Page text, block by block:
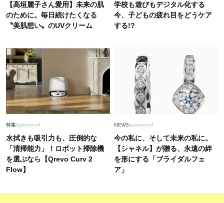
【高垣麗子さん愛用】未来の肌
のために。毎日続けたくなる
〝美肌想い〟のUVクリーム
学校も遊びもデジタル化する
今、子どもの疲れ目をどうケア
する!?
特集Sponsored
水拭きも吸引力も、圧倒的な
「清掃能力」！ロボット掃除機
を選ぶなら【Qrevo Curv 2
Flow】
NEWSSponsored
今の私に、そして未来の私に。
【シャネル】が贈る、永遠の絆
を形にする「ブライダルフェ
ア」